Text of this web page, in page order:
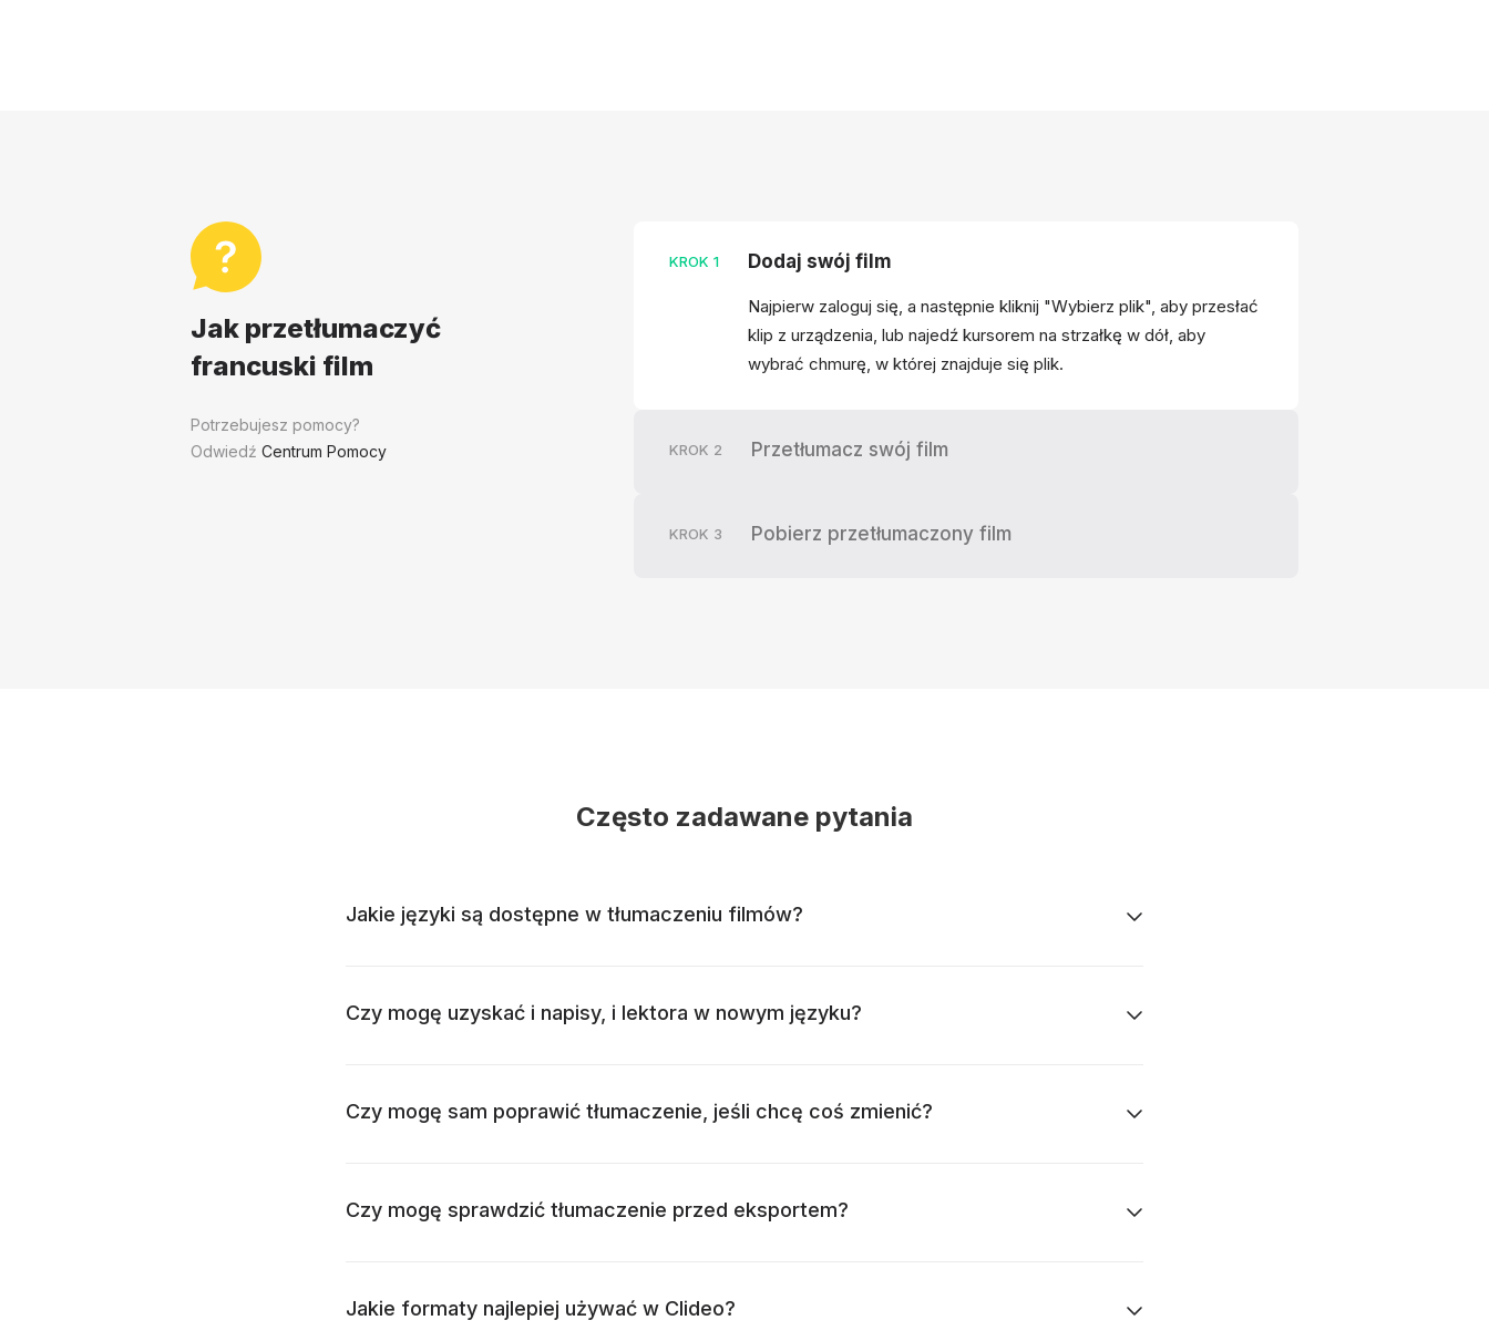
Jak przetłumaczyć
francuski film
Potrzebujesz pomocy?
Odwiedź Centrum Pomocy
KROK 1 Dodaj swój film
Najpierw zaloguj się, a następnie kliknij "Wybierz plik", aby przesłać
klip z urządzenia, lub najedź kursorem na strzałkę w dół, aby
wybrać chmurę, w której znajduje się plik.
KROK 2 Przetłumacz swój film
KROK 3 Pobierz przetłumaczony film
Często zadawane pytania
Jakie języki są dostępne w tłumaczeniu filmów?
Czy mogę uzyskać i napisy, i lektora w nowym języku?
Czy mogę sam poprawić tłumaczenie, jeśli chcę coś zmienić?
Czy mogę sprawdzić tłumaczenie przed eksportem?
Jakie formaty najlepiej używać w Clideo?